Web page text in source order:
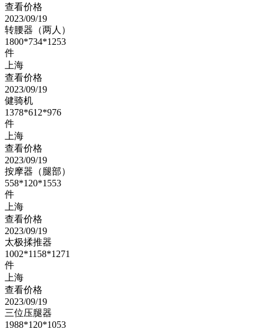
查看价格
2023/09/19
转腰器（两人）
1800*734*1253
件
上海
查看价格
2023/09/19
健骑机
1378*612*976
件
上海
查看价格
2023/09/19
按摩器（腿部）
558*120*1553
件
上海
查看价格
2023/09/19
太极揉推器
1002*1158*1271
件
上海
查看价格
2023/09/19
三位压腿器
1988*120*1053